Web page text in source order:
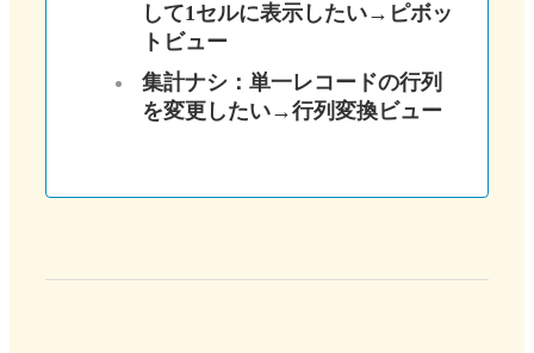
して1セルに表示したい→ピボッ
トビュー
集計ナシ：単一レコードの行列
を変更したい→行列変換ビュー